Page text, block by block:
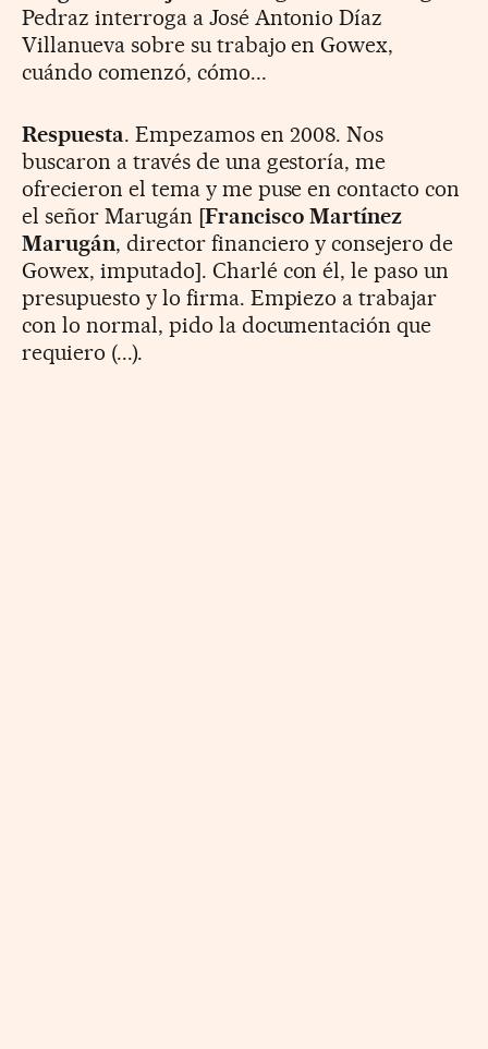
Pedraz interroga a José Antonio Díaz
Villanueva sobre su trabajo en Gowex,
cuándo comenzó, cómo...
Respuesta. Empezamos en 2008. Nos
buscaron a través de una gestoría, me
ofrecieron el tema y me puse en contacto con
el señor Marugán [Francisco Martínez
Marugán, director financiero y consejero de
Gowex, imputado]. Charlé con él, le paso un
presupuesto y lo firma. Empiezo a trabajar
con lo normal, pido la documentación que
requiero (...).